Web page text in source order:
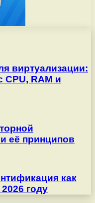
виртуализации:
CPU, RAM и
её принципов
как
году